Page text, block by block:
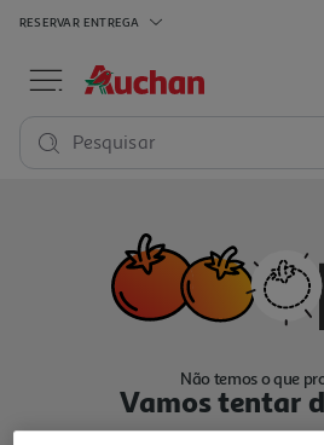
RESERVAR ENTREGA
Pesquisar
Não temos o que
Vamos tentar